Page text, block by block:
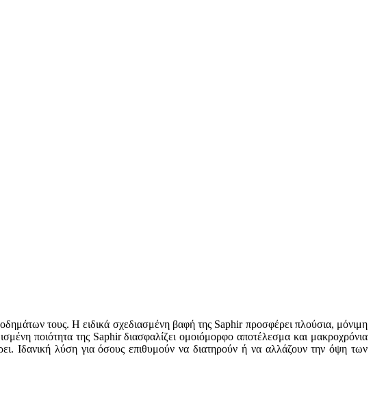
τους. Η ειδικά σχεδιασμένη βαφή της Saphir προσφέρει πλούσια, μόνιμη
ποιότητα της Saphir διασφαλίζει ομοιόμορφο αποτέλεσμα και μακροχρόνια
Ιδανική λύση για όσους επιθυμούν να διατηρούν ή να αλλάζουν την όψη των